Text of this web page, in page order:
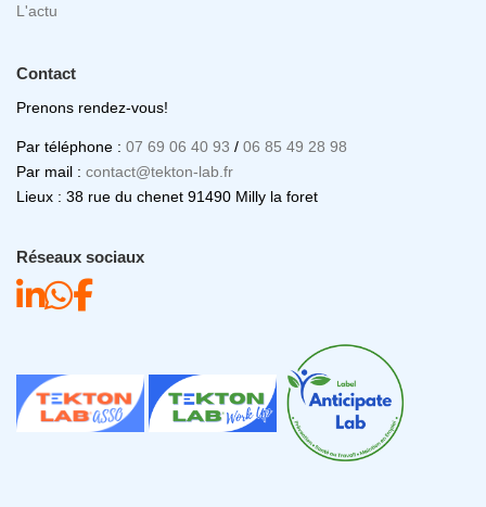
L'actu
Contact
Prenons rendez-vous!
Par téléphone : 07 69 06 40 93 / 06 85 49 28 98
Par mail : contact@tekton-lab.fr
Lieux : 38 rue du chenet 91490 Milly la foret
Réseaux sociaux